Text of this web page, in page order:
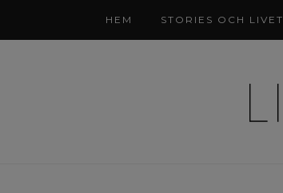
HEM STORIES OCH LIVET